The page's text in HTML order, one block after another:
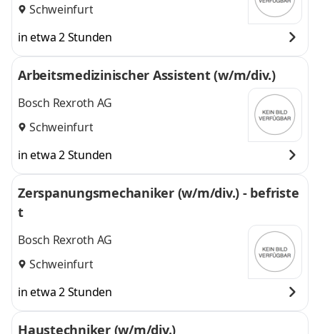
Schweinfurt
in etwa 2 Stunden
Arbeitsmedizinischer Assistent (w/m/div.)
Bosch Rexroth AG
Schweinfurt
in etwa 2 Stunden
Zerspanungsmechaniker (w/m/div.) - befriste
t
Bosch Rexroth AG
Schweinfurt
in etwa 2 Stunden
Haustechniker (w/m/div.)